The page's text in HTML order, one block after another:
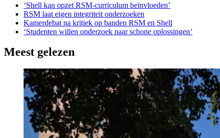
‘Shell kan opzet RSM-curriculum beïnvloeden’
RSM laat eigen integriteit onderzoeken
Kamerdebat na kritiek op banden RSM en Shell
‘Studenten willen onderzoek naar schone oplossingen’
Meest gelezen